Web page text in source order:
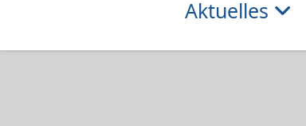
Aktuelles